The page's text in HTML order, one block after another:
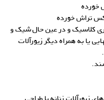
خورده
تراش خورده
کلاسیک و در عین حال شیک و
یا به همراه دیگر زیورآلات